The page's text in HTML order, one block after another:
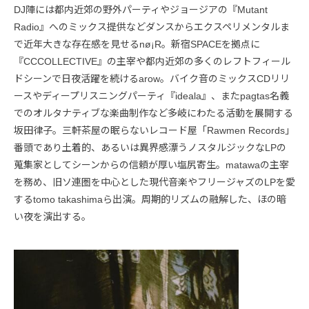
DJ陣には都内近郊の野外パーティやジョージアの『Mutant
Radio』へのミックス提供などダンスからエクスペリメンタルま
で近年大きな存在感を見せるnø¡R。新宿SPACEを拠点に
『CCCOLLECTIVE』の主宰や都内近郊の多くのレフトフィール
ドシーンで日夜活躍を続けるarow。バイク音のミックスCDリリ
ースやディープリスニングパーティ『ideala』、またpagtas名義
でのオルタナティブな楽曲制作など多岐にわたる活動を展開する
坂田律子。三軒茶屋の眠らないレコード屋「Rawmen Records」
番頭であり土着的、あるいは異界感漂うノスタルジックなLPの
蒐集家としてシーンからの信頼が厚い塩尻寄生。matawaの主宰
を務め、旧ソ連圏を中心とした現代音楽やフリージャズのLPを愛
するtomo takashimaら出演。周期的リズムの融解した、ほの暗
い夜を演出する。